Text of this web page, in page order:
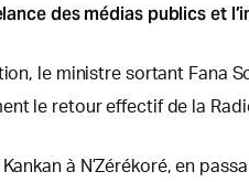
des médias publics et
le ministre sortant Fana
le retour effectif de la
Kankan à N’Zérékoré, en